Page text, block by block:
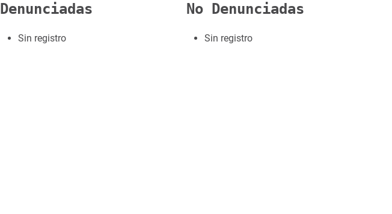
Denunciadas
Sin registro
No Denunciadas
Sin registro